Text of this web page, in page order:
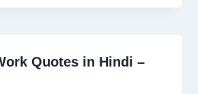
Quotes in Hindi –